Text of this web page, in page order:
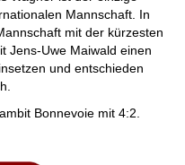
Mannschaft. In
mit der kürzesten
Jens-Uwe Maiwald einen
und entschieden
Bonnevoie mit 4:2.